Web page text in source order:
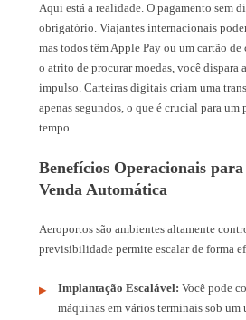
Aqui está a realidade. O pagamento sem
obrigatório. Viajantes internacionais
mas todos têm Apple Pay ou um cartão
o atrito de procurar moedas, você dispara
impulso. Carteiras digitais criam uma
apenas segundos, o que é crucial para
tempo.
Benefícios Operacionais para
Venda Automática
Aeroportos são ambientes altamente
previsibilidade permite escalar de forma
Implantação Escalável: Você pode
máquinas em vários terminais sob